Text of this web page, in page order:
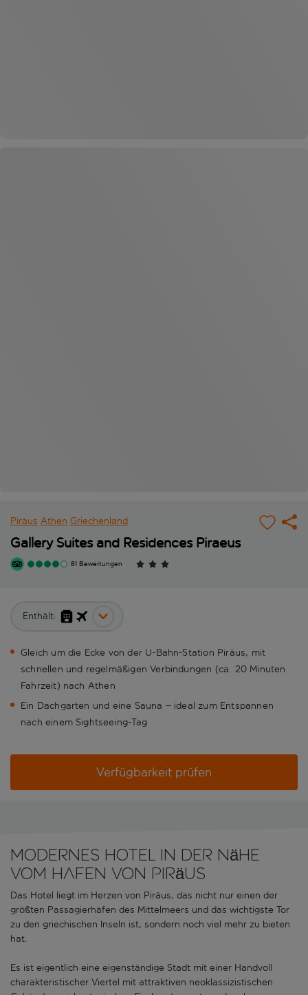
Piräus Athen Griechenland
Gallery Suites and Residences Piraeus
81 Bewertungen
Enthält:
Gleich um die Ecke von der U-Bahn-Station Piräus, mit
schnellen und regelmäßigen Verbindungen (ca. 20 Minuten
Fahrzeit) nach Athen
Ein Dachgarten und eine Sauna – ideal zum Entspannen
nach einem Sightseeing-Tag
Verfügbarkeit prüfen
Modernes Hotel in der Nähe
vom Hafen von Piräus
Das Hotel liegt im Herzen von Piräus, das nicht nur einen der
größten Passagierhäfen des Mittelmeers und das wichtigste Tor
zu den griechischen Inseln ist, sondern noch viel mehr zu bieten
hat.
Es ist eigentlich eine eigenständige Stadt mit einer Handvoll
charakteristischer Viertel mit attraktiven neoklassizistischen